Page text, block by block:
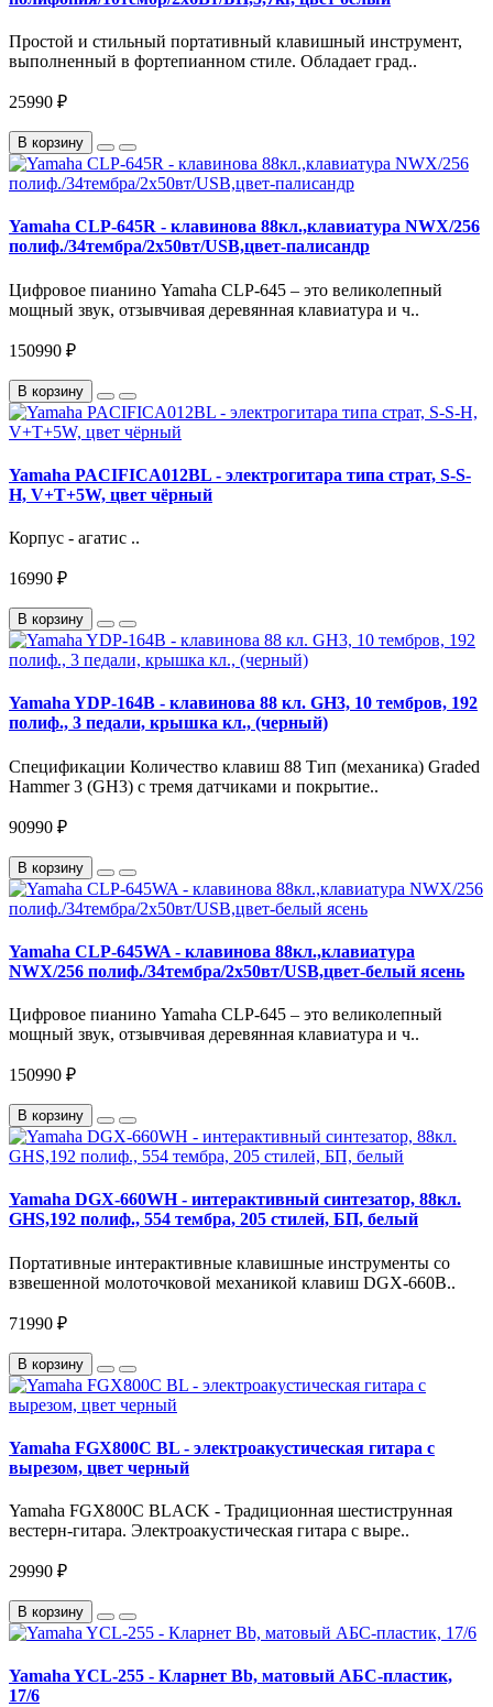
Простой и стильный портативный клавишный инструмент,
выполненный в фортепианном стиле. Обладает град..
25990 ₽
В корзину
Yamaha CLP-645R - клавинова 88кл.,клавиатура NWX/256
полиф./34тембра/2х50вт/USB,цвет-палисандр
Цифровое пианино Yamaha CLP-645 – это великолепный
мощный звук, отзывчивая деревянная клавиатура и ч..
150990 ₽
В корзину
Yamaha PACIFICA012BL - электрогитара типа страт, S-S-
H, V+T+5W, цвет чёрный
Корпус - агатис ..
16990 ₽
В корзину
Yamaha YDP-164B - клавинова 88 кл. GH3, 10 тембров, 192
полиф., 3 педали, крышка кл., (черный)
Спецификации Количество клавиш 88 Тип (механика) Graded
Hammer 3 (GH3) с тремя датчиками и покрытие..
90990 ₽
В корзину
Yamaha CLP-645WA - клавинова 88кл.,клавиатура
NWX/256 полиф./34тембра/2х50вт/USB,цвет-белый ясень
Цифровое пианино Yamaha CLP-645 – это великолепный
мощный звук, отзывчивая деревянная клавиатура и ч..
150990 ₽
В корзину
Yamaha DGX-660WH - интерактивный синтезатор, 88кл.
GHS,192 полиф., 554 тембра, 205 стилей, БП, белый
Портативные интерактивные клавишные инструменты со
взвешенной молоточковой механикой клавиш DGX-660B..
71990 ₽
В корзину
Yamaha FGX800C BL - электроакустическая гитара с
вырезом, цвет черный
Yamaha FGX800C BLACK - Традиционная шестиструнная
вестерн-гитара. Электроакустическая гитара с выре..
29990 ₽
В корзину
Yamaha YCL-255 - Кларнет Bb, матовый АБС-пластик,
17/6